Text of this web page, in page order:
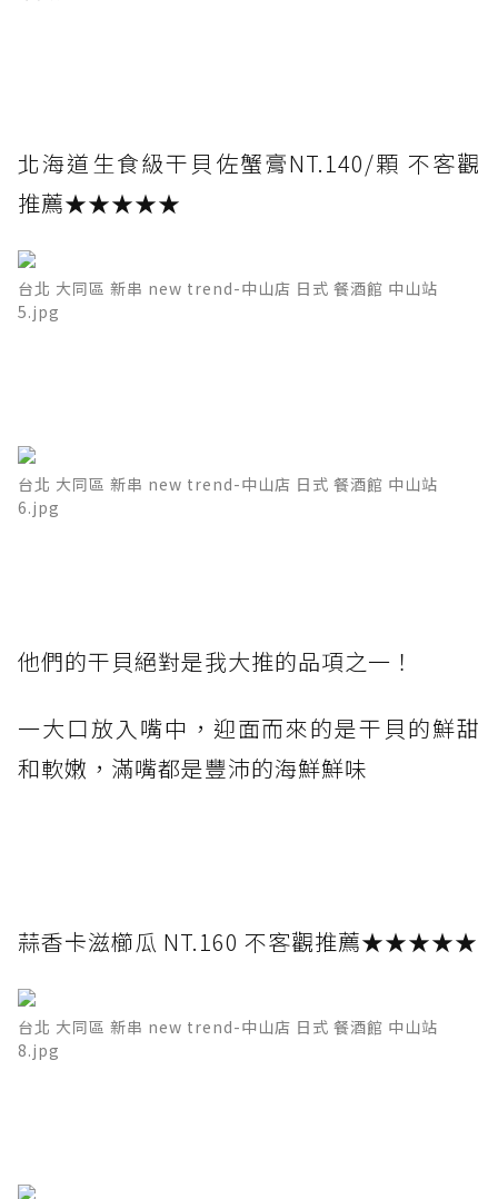
北海道生食級干貝佐蟹膏NT.140/顆 不客觀
推薦★★★★★
台北 大同區 新串 new trend-中山店 日式 餐酒館 中山站
5.jpg
台北 大同區 新串 new trend-中山店 日式 餐酒館 中山站
6.jpg
他們的干貝絕對是我大推的品項之一！
一大口放入嘴中，迎面而來的是干貝的鮮甜
和軟嫩，滿嘴都是豐沛的海鮮鮮味
蒜香卡滋櫛瓜 NT.160 不客觀推薦★★★★★
台北 大同區 新串 new trend-中山店 日式 餐酒館 中山站
8.jpg